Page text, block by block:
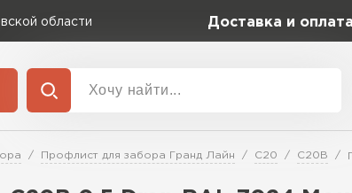
области Доставка и оплата
Бренд
Гранд Лайн
Профлист для забора Гранд Лайн C20 С20В